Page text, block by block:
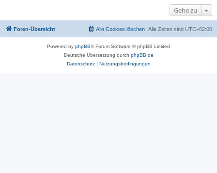
Gehe zu
Foren-Übersicht Alle Zeiten sind UTC+02:00
Alle Cookies löschen
Powered by phpBB® Forum Software © phpBB Limited
Deutsche Übersetzung durch phpBB.de
Datenschutz| Nutzungsbedingungen